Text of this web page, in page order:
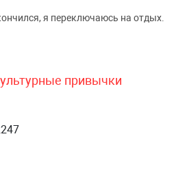
я переключаюсь на отдых.
привычки